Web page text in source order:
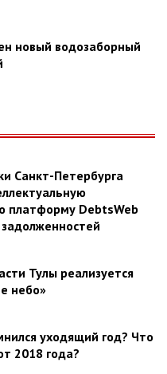
новый водозаборный
Санкт-Петербурга
платформу DebtsWeb
Тулы реализуется
небо»
уходящий год? Что
2018 года?